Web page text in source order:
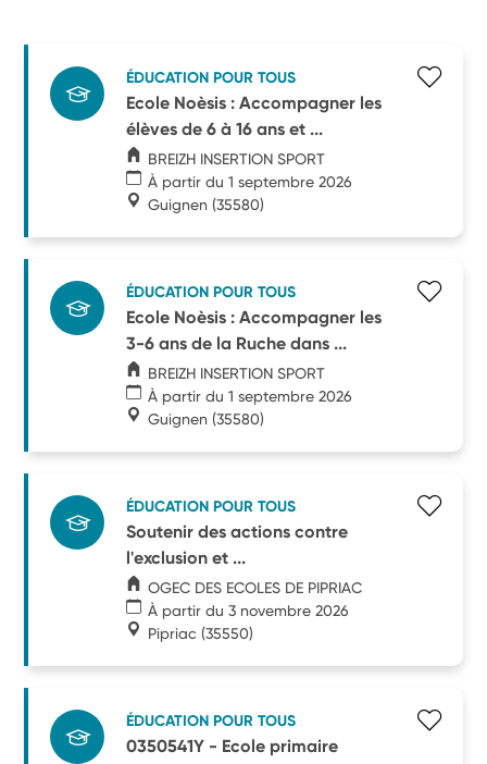
ÉDUCATION POUR TOUS
Ecole Noèsis : Accompagner les
élèves de 6 à 16 ans et ...
BREIZH INSERTION SPORT
À partir du 1 septembre 2026
Guignen (35580)
ÉDUCATION POUR TOUS
Ecole Noèsis : Accompagner les
3-6 ans de la Ruche dans ...
BREIZH INSERTION SPORT
À partir du 1 septembre 2026
Guignen (35580)
ÉDUCATION POUR TOUS
Soutenir des actions contre
l'exclusion et ...
OGEC DES ECOLES DE PIPRIAC
À partir du 3 novembre 2026
Pipriac (35550)
ÉDUCATION POUR TOUS
0350541Y - Ecole primaire